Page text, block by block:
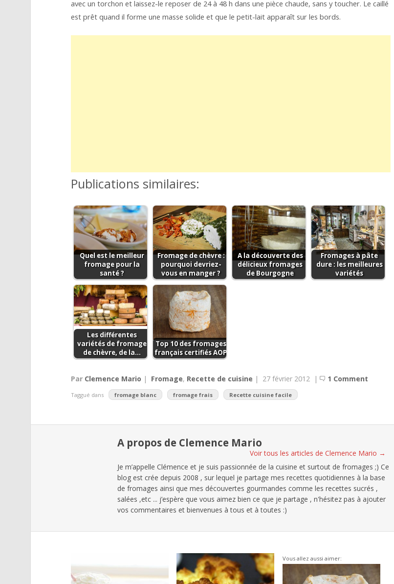
avec un torchon et laissez-le reposer de 24 à 48 h dans une pièce chaude, sans y toucher. Le caillé
est prêt quand il forme une masse solide et que le petit-lait apparaît sur les bords.
Publications similaires:
Quel est le meilleur
fromage pour la
santé ?
Fromage de chèvre :
pourquoi devriez-
vous en manger ?
A la découverte des
délicieux fromages
de Bourgogne
Fromages à pâte
dure : les meilleures
variétés
Les différentes
variétés de fromage
de chèvre, de la…
Top 10 des fromages
français certifiés AOP
Par Clemence Mario | Fromage, Recette de cuisine | 27 février 2012 | 1 Comment
Taggué dans fromage blanc fromage frais Recette cuisine facile
A propos de Clemence Mario
Voir tous les articles de Clemence Mario →
Je m’appelle Clémence et je suis passionnée de la cuisine et surtout de fromages ;) Ce
blog est crée depuis 2008 , sur lequel je partage mes recettes quotidiennes à la base
de fromages ainsi que mes découvertes gourmandes comme les recettes sucrés ,
salées ,etc ... j’espère que vous aimez bien ce que je partage , n'hésitez pas à ajouter
vos commentaires et bienvenues à tous et à toutes :)
Vous allez aussi aimer: